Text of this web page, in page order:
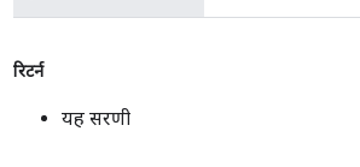
रिटर्न
यह सरणी